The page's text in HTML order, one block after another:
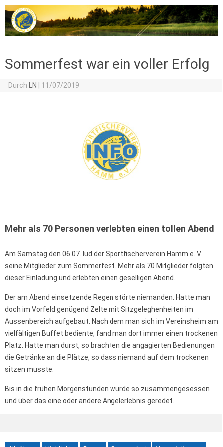
Sommerfest war ein voller Erfolg
Durch LN 11/07/2019
Mehr als 70 Personen verlebten einen tollen Abend
Am Samstag den 06.07. lud der Sportfischerverein Hamm e. V.
seine Mitglieder zum Sommerfest. Mehr als 70 Mitglieder folgten
dieser Einladung und erlebten einen geselligen Abend.
Der am Abend einsetzende Regen störte niemanden. Hatte man
doch im Vorfeld genügend Zelte mit Sitzgeleghenheiten im
Aussenbereich aufgebaut. Nach dem man sich im Vereinsheim am
vielfältigen Buffet bediente, fand man dort immer einen trockenen
Platz. Hatte man durst, so brachten die angagierten Bedienungen
die Getränke an die Plätze, so dass niemand auf dem trockenen
sitzen musste.
Bis in die frühen Morgenstunden wurde so zusammengesessen
und über das eine oder andere Angelerlebnis geredet.